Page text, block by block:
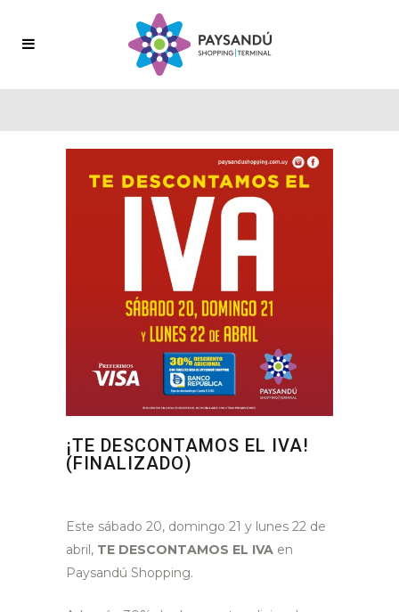
¡TE DESCONTAMOS EL IVA!
(FINALIZADO)
Este sábado 20, domingo 21 y lunes 22 de
abril, TE DESCONTAMOS EL IVA en
Paysandú Shopping.